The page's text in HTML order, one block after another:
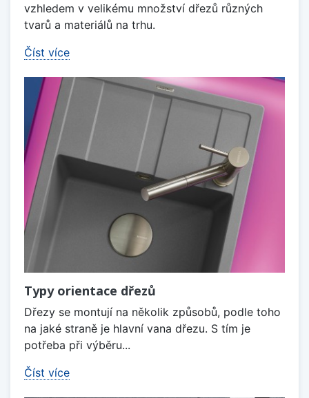
vzhledem v velikému množství dřezů různých
tvarů a materiálů na trhu.
Číst více
Typy orientace dřezů
Dřezy se montují na několik způsobů, podle toho
na jaké straně je hlavní vana dřezu. S tím je
potřeba při výběru...
Číst více